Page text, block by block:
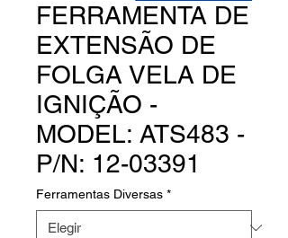
FERRAMENTA DE
EXTENSÃO DE
FOLGA VELA DE
IGNIÇÃO -
MODEL: ATS483 -
P/N: 12-03391
Ferramentas Diversas *